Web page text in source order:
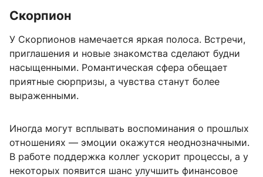
Скорпион
У Скорпионов намечается яркая полоса. Встречи,
приглашения и новые знакомства сделают будни
насыщенными. Романтическая сфера обещает
приятные сюрпризы, а чувства станут более
выраженными.
Иногда могут всплывать воспоминания о прошлых
отношениях — эмоции окажутся неоднозначными.
В работе поддержка коллег ускорит процессы, а у
некоторых появится шанс улучшить финансовое